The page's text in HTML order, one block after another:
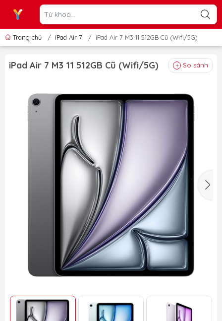
Trang chủ / iPad Air 7 / iPad Air 7 M3 11 512GB Cũ (Wifi/5G)
iPad Air 7 M3 11 512GB Cũ (Wifi/5G) So sánh